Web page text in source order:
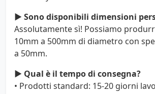
▶ Sono disponibili dimensioni
Assolutamente sì! Possiamo
10mm a 500mm di diametro con
a 50mm.
▶ Qual è il tempo di consegna?
• Prodotti standard: 15-20 giorni